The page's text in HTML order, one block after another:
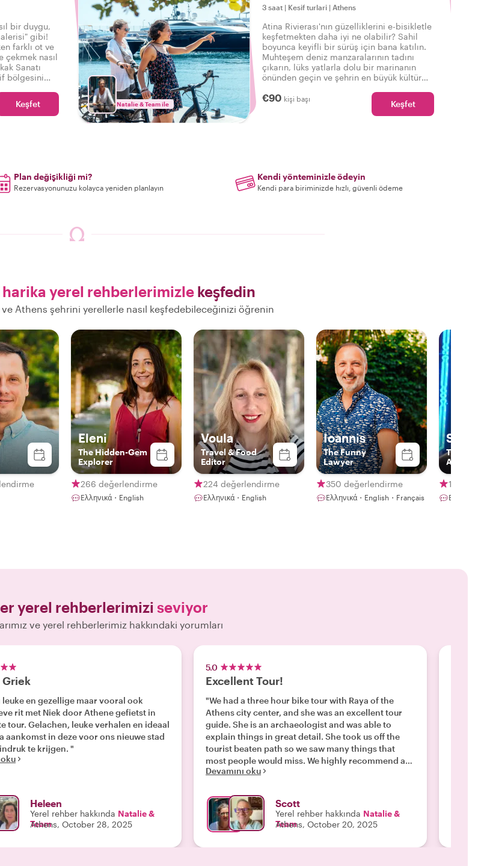
bir duygu,
gibi!
farklı ot ve
çekmek nasıl
Sanatı
bölgesini
Keşfet Natalie & Team ile
3 saat | Kesif turlari | Athens
Atina Rivierası'nın güzelliklerini e-bisikletle
keşfetmekten daha iyi ne olabilir? Sahil
boyunca keyifli bir sürüş için bana katılın.
Muhteşem deniz manzaralarının tadını
çıkarın, lüks yatlarla dolu bir marinanın
önünden geçin ve şehrin en büyük kültür
bisiklet kiralama dahildir.
€90 kişi başı Keşfet
Plan değişikliği mi?
Rezervasyonunuzu kolayca yeniden planlayın
Kendi yönteminizle ödeyin
Kendi para biriminizde hızlı, güvenli ödeme
harika yerel rehberlerimizlekeşfedin
Athens şehrini yerellerle nasıl keşfedebileceğinizi öğrenin
Eleni
The Hidden-Gem
Explorer
266 değerlendirme
Ελληνικά・English
Voula
Travel & Food
Editor
224 değerlendirme
Ελληνικά・English
Ioannis
The Funny
Lawyer
350 değerlendirme
Ελληνικά・English・Français
The
104
yerel rehberlerimizi seviyor
ve yerel rehberlerimiz hakkındaki yorumları
Griek
en gezellige maar vooral ook
rit met Niek door Athene gefietst in
tour. Gelachen, leuke verhalen en ideaal
aankomst in deze voor ons nieuwe stad
te krijgen. "
oku
Heleen
Yerel rehber hakkında Natalie &
Team
Athens, October 28, 2025
5.0
Excellent Tour!
"We had a three hour bike tour with Raya of the
Athens city center, and she was an excellent tour
guide. She is an archaeologist and was able to
explain things in great detail. She took us off the
tourist beaten path so we saw many things that
most people would miss. We highly recommend a
bike tour with Raya!"
Devamını oku
Scott
Yerel rehber hakkında Natalie &
Team
Athens, October 20, 2025